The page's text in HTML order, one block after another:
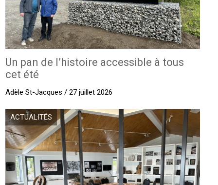
Un pan de l’histoire accessible à tous
cet été
Adèle St-Jacques / 27 juillet 2026
ACTUALITÉS